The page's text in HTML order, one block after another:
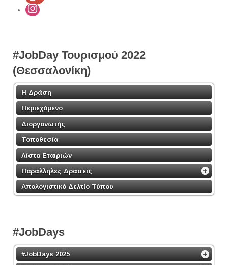
#JobDay Τουρισμού 2022
(Θεσσαλονίκη)
Η Δράση
Περιεχόμενο
Διοργανωτής
Τοποθεσία
Λίστα Εταιριών
Παράλληλες Δράσεις
Απολογιστικό Δελτίο Τύπου
#JobDays
#JobDays 2025